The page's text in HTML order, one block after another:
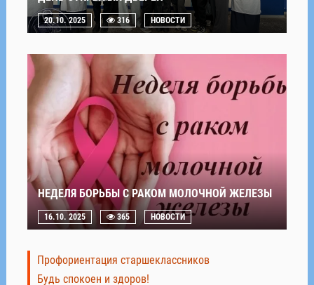
20.10. 2025 316 НОВОСТИ
НЕДЕЛЯ БОРЬБЫ С РАКОМ МОЛОЧНОЙ ЖЕЛЕЗЫ
16.10. 2025 365 НОВОСТИ
Профориентация старшеклассников
Будь спокоен и здоров!